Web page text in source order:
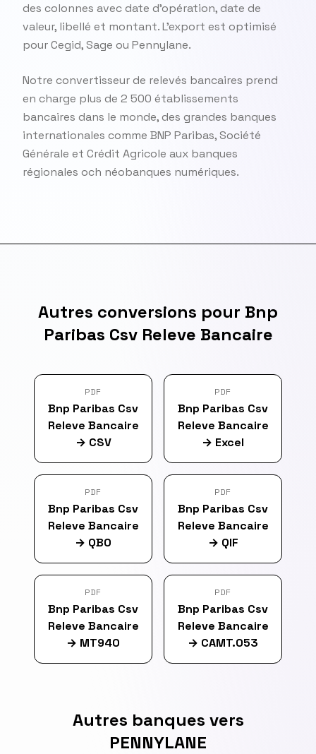
des colonnes avec date d'opération, date de
valeur, libellé et montant. L'export est optimisé
pour Cegid, Sage ou Pennylane.
Notre convertisseur de relevés bancaires prend
en charge plus de 2 500 établissements
bancaires dans le monde, des grandes banques
internationales comme BNP Paribas, Société
Générale et Crédit Agricole aux banques
régionales och néobanques numériques.
Autres conversions pour Bnp
Paribas Csv Releve Bancaire
PDF
Bnp Paribas Csv
Releve Bancaire
→ CSV
PDF
Bnp Paribas Csv
Releve Bancaire
→ Excel
PDF
Bnp Paribas Csv
Releve Bancaire
→ QBO
PDF
Bnp Paribas Csv
Releve Bancaire
→ QIF
PDF
Bnp Paribas Csv
Releve Bancaire
→ MT940
PDF
Bnp Paribas Csv
Releve Bancaire
→ CAMT.053
Autres banques vers
PENNYLANE